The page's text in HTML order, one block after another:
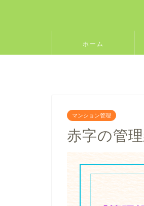
ホーム
マンション管理
赤字の管